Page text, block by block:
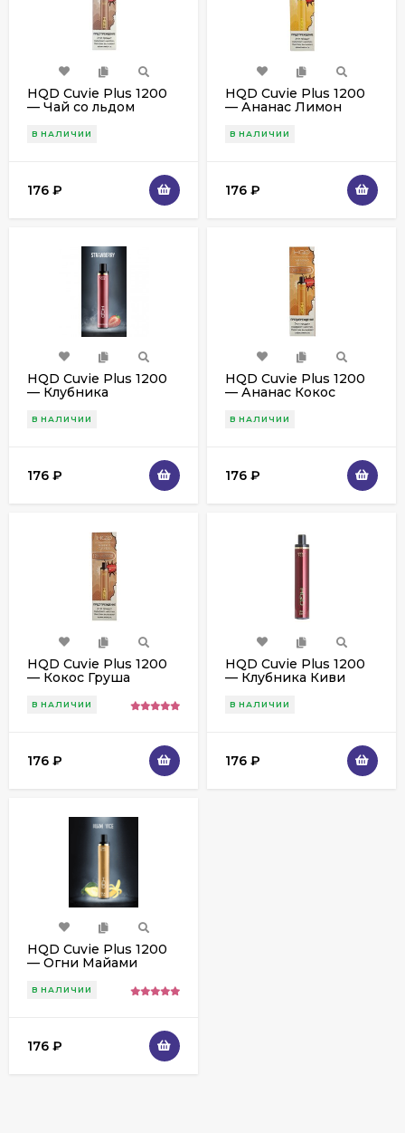
HQD Cuvie Plus 1200
— Чай со льдом
В НАЛИЧИИ
176 ₽
HQD Cuvie Plus 1200
— Ананас Лимон
В НАЛИЧИИ
176 ₽
HQD Cuvie Plus 1200
— Клубника
В НАЛИЧИИ
176 ₽
HQD Cuvie Plus 1200
— Ананас Кокос
В НАЛИЧИИ
176 ₽
HQD Cuvie Plus 1200
— Кокос Груша
В НАЛИЧИИ
176 ₽
HQD Cuvie Plus 1200
— Клубника Киви
В НАЛИЧИИ
176 ₽
HQD Cuvie Plus 1200
— Огни Майами
В НАЛИЧИИ
176 ₽